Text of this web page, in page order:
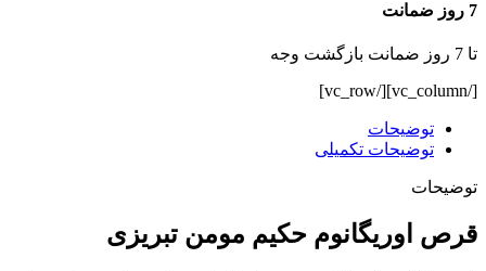
7 روز ضمانت
تا 7 روز ضمانت بازگشت وجه
[/vc_column][/vc_row]
توضیحات
توضیحات تکمیلی
توضیحات
قرص اوریگانوم حکیم مومن تبریزی